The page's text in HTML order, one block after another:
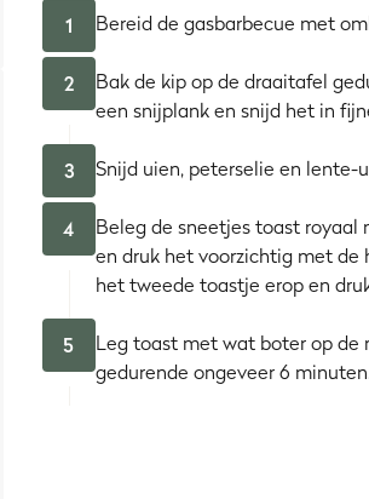
1 Bereid de gasbarbecue met
2
Bak de kip op de draaitafel
een snijplank en snijd het in
3 Snijd uien, peterselie en
4
Beleg de sneetjes toast
en druk het voorzichtig met de
het tweede toastje erop en
5
Leg toast met wat boter op de
gedurende ongeveer 6